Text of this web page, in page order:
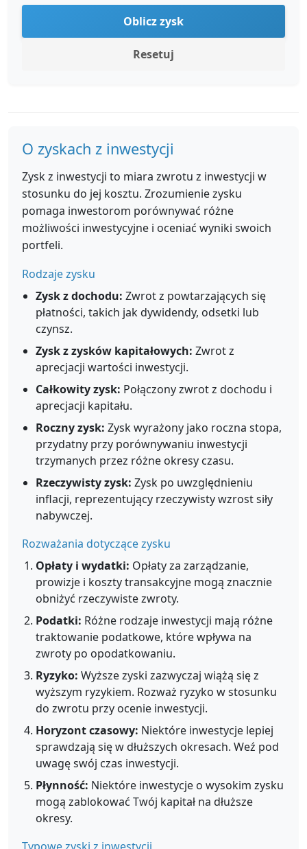
Oblicz zysk
Resetuj
O zyskach z inwestycji
Zysk z inwestycji to miara zwrotu z inwestycji w
stosunku do jej kosztu. Zrozumienie zysku
pomaga inwestorom porównywać różne
możliwości inwestycyjne i oceniać wyniki swoich
portfeli.
Rodzaje zysku
Zysk z dochodu: Zwrot z powtarzających się
płatności, takich jak dywidendy, odsetki lub
czynsz.
Zysk z zysków kapitałowych: Zwrot z
aprecjacji wartości inwestycji.
Całkowity zysk: Połączony zwrot z dochodu i
aprecjacji kapitału.
Roczny zysk: Zysk wyrażony jako roczna stopa,
przydatny przy porównywaniu inwestycji
trzymanych przez różne okresy czasu.
Rzeczywisty zysk: Zysk po uwzględnieniu
inflacji, reprezentujący rzeczywisty wzrost siły
nabywczej.
Rozważania dotyczące zysku
Opłaty i wydatki: Opłaty za zarządzanie,
prowizje i koszty transakcyjne mogą znacznie
obniżyć rzeczywiste zwroty.
Podatki: Różne rodzaje inwestycji mają różne
traktowanie podatkowe, które wpływa na
zwroty po opodatkowaniu.
Ryzyko: Wyższe zyski zazwyczaj wiążą się z
wyższym ryzykiem. Rozważ ryzyko w stosunku
do zwrotu przy ocenie inwestycji.
Horyzont czasowy: Niektóre inwestycje lepiej
sprawdzają się w dłuższych okresach. Weź pod
uwagę swój czas inwestycji.
Płynność: Niektóre inwestycje o wysokim zysku
mogą zablokować Twój kapitał na dłuższe
okresy.